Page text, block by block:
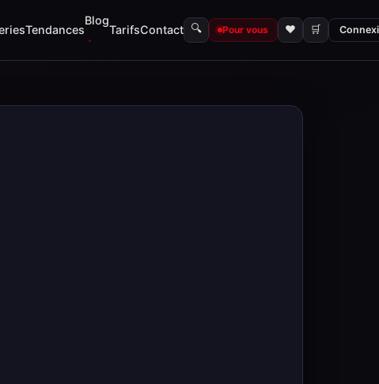
Tendances
Blog
TarifsContact 🔍 Pour vous ♥ 🛒